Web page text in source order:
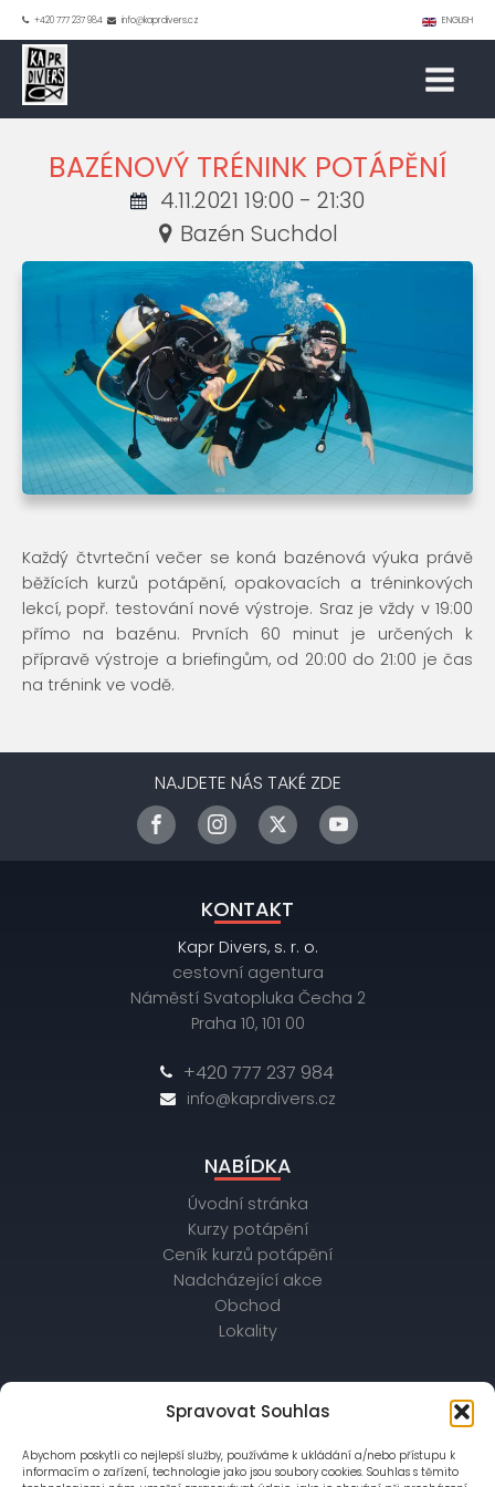
Spravovat Souhlas
Abychom poskytli co nejlepší služby, používáme k ukládání a/nebo přístupu k
informacím o zařízení, technologie jako jsou soubory cookies. Souhlas s těmito
+420 777 237 984 info@kaprdivers.cz ENGLISH
BAZÉNOVÝ TRÉNINK POTÁPĚNÍ
4.11.2021 19:00 - 21:30
Bazén Suchdol
Každý čtvrteční večer se koná bazénová výuka právě
běžících kurzů potápění, opakovacích a tréninkových
lekcí, popř. testování nové výstroje. Sraz je vždy v 19:00
přímo na bazénu. Prvních 60 minut je určených k
přípravě výstroje a briefingům, od 20:00 do 21:00 je čas
na trénink ve vodě.
NAJDETE NÁS TAKÉ ZDE
KONTAKT
Kapr Divers, s. r. o.
cestovní agentura
Náměstí Svatopluka Čecha 2
Praha 10, 101 00
+420 777 237 984
info@kaprdivers.cz
NABÍDKA
Úvodní stránka
Kurzy potápění
Ceník kurzů potápění
Nadcházející akce
Obchod
Lokality
OBCHODNÍ ÚDAJE
bankovní spojení: Raiffeisenbank,